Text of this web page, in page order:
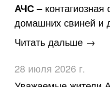
АЧС – контагиозная
домашних свиней и
Читать дальше →
28 июля 2026 г.